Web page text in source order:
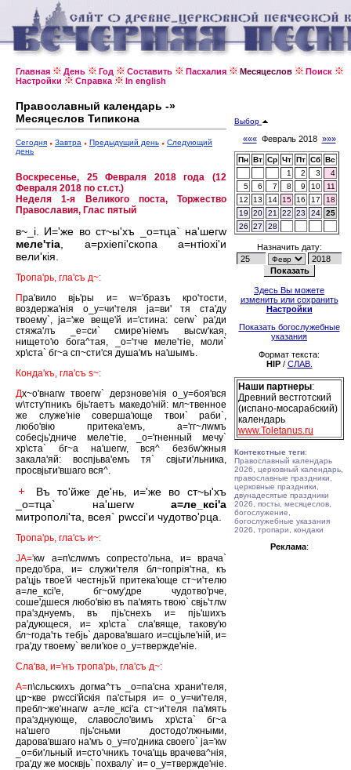
Главная День Год Составить Пасхалия Месяцеслов
Поиск
Настройки
Справка In english
Православный календарь -»
Месяцеслов Типикона
Сегодня Завтра Предыдущий день
Следующий
день
Воскресенье, 25 Февраля 2018 года (12
Февраля 2018 по ст.ст.)
Неделя 1-я Великого поста, Торжество
Православия, Глас пятый
в~_i. И='же во ст~ы'хъ _о=тца` на'шегw
меле'тiа , а=рхiепi'скопа а=нтiохi'и
вели'кiя.
Тропа'рь, гла'съ д~:
Пра'вило вjь'ры и= w='бразъ кро'тости,
воздержа'нiя о_у=чи'теля jа=ви' тя ста'ду
твоему`, jа='же веще'й и='стина: сегw` ра'ди
стяжа'лъ _е=си` смире'нiемъ высw'кая,
нището'ю бога^тая, _о='тче меле'тiе, моли`
хр\ста` бг~а сп~сти'ся душа'мъ на'шымъ.
Конда'къ, гла'съ s~:
Дх~о'внагw твоегw` дерзнове'нiя о_у=боя'вся
w\тсту'пникъ бjь'гаетъ македо'нiй: мл~твенное
же служе'нiе соверша'юще твои` раби`,
любо'вiю притека'емъ, а='гг~лwмъ
собесjь'дниче меле'тiе, _о='гненный мечу`
хр\ста` бг~а на'шегw, вся^ безбw'жныя
закала'яй: воспjьва'емъ тя` свjьти'льника,
просвjьти'вшаго вся^.
Въ то'йже де'нь, и='же во ст~ы'хъ
_о=тца` на'шегw а=ле_ксi'а
митрополi'та, всея` рwссi'и чудотво'рца.
Тропа'рь, гла'съ и~:
JА='кw а=п\слwмъ сопресто'льна, и= врача`
предо'бра, и= служи'теля бл~гопрiя'тна, къ
ра'цjь твое'й честнjь'й притека'юще ст~и'телю
а=ле_ксi'е, бг~ому'дре чудотво'рче,
соше'дшеся любо'вiю въ па'мять твою` свjь'тлw
пра'зднуемъ, въ пjь'снехъ и= пjь'шихъ
ра'дующеся, и= хр\ста` сла'вяще, такову'ю
бл~года'ть тебjь` дарова'вшаго и=сцjьле'нiй, и=
гра'ду твоему` вели'кое о_у=твержде'нiе.
Сла'ва, и='нъ тропа'рь, гла'съ д~:
А=п\сльскихъ догма^тъ _о=па'сна храни'теля,
цр~кве рwссi'йскiя па'стыря и= о_у=чи'теля,
пребл~же'ннагw а=ле_ксi'а ст~и'теля па'мять
пра'зднующе, славосло'вимъ хр\ста` бг~а
на'шего пjь'сньми достодо'лжными,
дарова'вшаго на'мъ о_у=го'дника своего` jа='кw
_о=би'льный и=сто'чникъ точа'щь врачева^нiя,
гра'ду же москвjь` похвалу` и= о_у=твержде'нiе.
Выбор
«««Февраль 2018 »»»
Пн Вт Ср Чт Пт Сб Вс
1
2 3
4
5
6 7 8 9 10
11
12
13 14 15 16 17
18
19
20 21 22 23 24
25
26
27 28
Назначить дату:
Здесь Вы можете
изменить или сохранить
Настройки
Показать богослужебные
указания
Формат текста:
HIP/ СЛАВ.
Наши партнеры:
Древний вестготский
(испано-мосарабский)
календарь
www.Toletanus.ru
Контекстные теги:
Православный календарь
2026, церковный календарь,
православные праздники,
церковные праздники,
двунадесятые праздники
2026, посты, месяцеслов,
богослужение,
богослужебные указания
2026, тропари, кондаки
Реклама: